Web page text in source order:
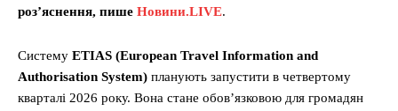
роз’яснення, пише Новини.LIVE.
Систему ETIAS (European Travel Information and
Authorisation System) планують запустити в четвертому
кварталі 2026 року. Вона стане обов’язковою для громадян